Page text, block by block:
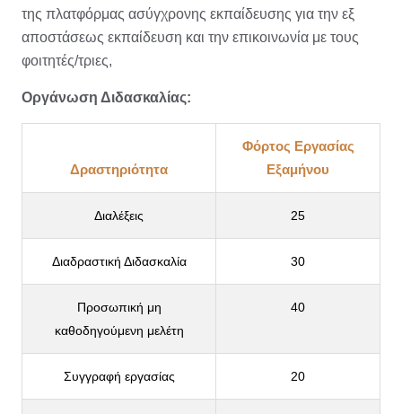
της πλατφόρμας ασύγχρονης εκπαίδευσης για την εξ
αποστάσεως εκπαίδευση και την επικοινωνία με τους
φοιτητές/τριες,
Οργάνωση Διδασκαλίας:
Δραστηριότητα
Φόρτος Εργασίας
Εξαμήνου
Διαλέξεις 25
Διαδραστική Διδασκαλία 30
Προσωπική μη
καθοδηγούμενη μελέτη
40
Συγγραφή εργασίας 20